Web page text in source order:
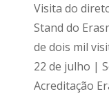
Visita do
Stand do
de dois mil
22 de julho |
Acreditação